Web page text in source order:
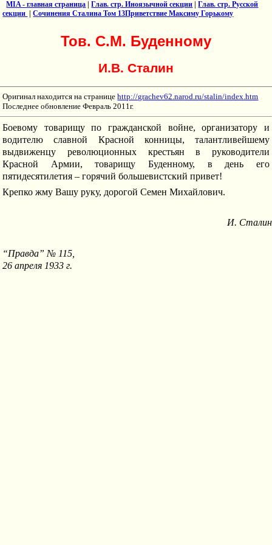
MIA - главная страница |Глав. стр. Иноязычной секции |Глав. стр. Русской
секции
|Сочинения Сталина Том 13Приветствие Максиму Горькому
Тов. С.М. Буденному
И.В. Сталин
Оригинал находится на страницеhttp://grachev62.narod.ru/stalin/index.htm
Последнее обновление Февраль 2011г.
Боевому товарищу по гражданской войне, организатору и
водителю славной Красной конницы, талантливейшему
выдвиженцу революционных крестьян в руководители
Красной Армии, товарищу Буденному, в день его
пятидесятилетия – горячий большевистский привет!
Крепко жму Вашу руку, дорогой Семен Михайлович.
И. Сталин
“Правда” № 115,
26 апреля 1933 г.